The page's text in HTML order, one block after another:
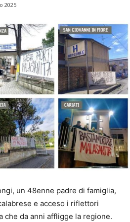
2025
un 48enne padre di famiglia,
e acceso i riflettori
che da anni affligge la regione.